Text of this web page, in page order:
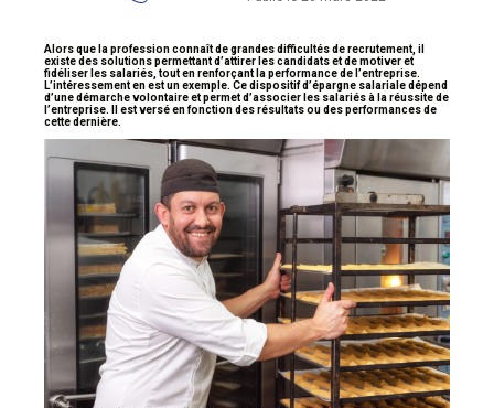
Alors que la profession connaît de grandes difficultés de recrutement, il
existe des solutions permettant d’attirer les candidats et de motiver et
fidéliser les salariés, tout en renforçant la performance de l’entreprise.
L’intéressement en est un exemple. Ce dispositif d’épargne salariale dépend
d’une démarche volontaire et permet d’associer les salariés à la réussite de
l’entreprise. Il est versé en fonction des résultats ou des performances de
cette dernière.